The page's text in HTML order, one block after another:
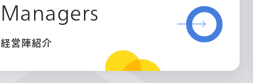
Managers
経営陣紹介